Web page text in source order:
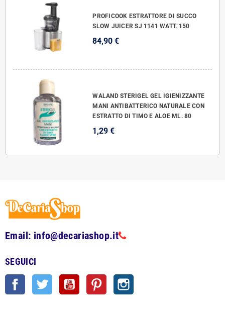
PROFICOOK ESTRATTORE DI SUCCO
SLOW JUICER SJ 1141 WATT. 150
84,90 €
WALAND STERIGEL GEL IGIENIZZANTE
MANI ANTIBATTERICO NATURALE CON
ESTRATTO DI TIMO E ALOE ML. 80
1,29 €
Email: info@decariashop.it
SEGUICI
Facebook Twitter YouTube Pinterest